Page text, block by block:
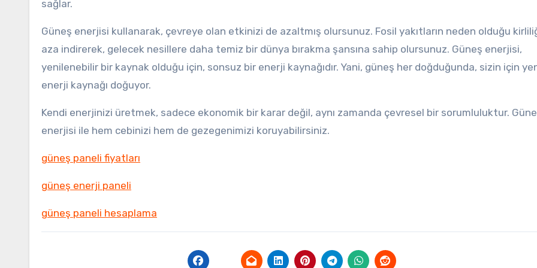
sağlar.
Güneş enerjisi kullanarak, çevreye olan etkinizi de azaltmış olursunuz. Fosil yakıtların neden olduğu
aza indirerek, gelecek nesillere daha temiz bir dünya bırakma şansına sahip olursunuz. Güneş enerjisi,
yenilenebilir bir kaynak olduğu için, sonsuz bir enerji kaynağıdır. Yani, güneş her doğduğunda, sizin için
enerji kaynağı doğuyor.
Kendi enerjinizi üretmek, sadece ekonomik bir karar değil, aynı zamanda çevresel bir sorumluluktur.
enerjisi ile hem cebinizi hem de gezegenimizi koruyabilirsiniz.
güneş paneli fiyatları
güneş enerji paneli
güneş paneli hesaplama